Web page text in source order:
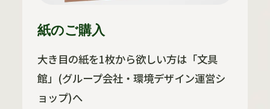
紙のご購入
大き目の紙を1枚から欲しい方は「文具
館」(グループ会社・環境デザイン運営シ
ョップ)へ